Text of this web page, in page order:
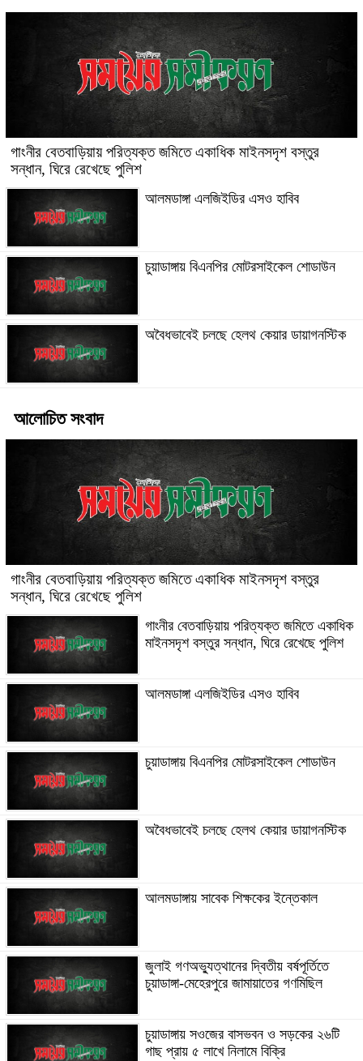
গাংনীর বেতবাড়িয়ায় পরিত্যক্ত জমিতে একাধিক মাইনসদৃশ বস্তুর
সন্ধান, ঘিরে রেখেছে পুলিশ
আলমডাঙ্গা এলজিইডির এসও হাবিব
চুয়াডাঙ্গায় বিএনপির মোটরসাইকেল শোডাউন
অবৈধভাবেই চলছে হেলথ কেয়ার ডায়াগনস্টিক
আলোচিত সংবাদ
গাংনীর বেতবাড়িয়ায় পরিত্যক্ত জমিতে একাধিক মাইনসদৃশ বস্তুর
সন্ধান, ঘিরে রেখেছে পুলিশ
গাংনীর বেতবাড়িয়ায় পরিত্যক্ত জমিতে একাধিক
মাইনসদৃশ বস্তুর সন্ধান, ঘিরে রেখেছে পুলিশ
আলমডাঙ্গা এলজিইডির এসও হাবিব
চুয়াডাঙ্গায় বিএনপির মোটরসাইকেল শোডাউন
অবৈধভাবেই চলছে হেলথ কেয়ার ডায়াগনস্টিক
আলমডাঙ্গায় সাবেক শিক্ষকের ইন্তেকাল
জুলাই গণঅভ্যুত্থানের দ্বিতীয় বর্ষপূর্তিতে
চুয়াডাঙ্গা-মেহেরপুরে জামায়াতের গণমিছিল
চুয়াডাঙ্গায় সওজের বাসভবন ও সড়কের ২৬টি
গাছ প্রায় ৫ লাখে নিলামে বিক্রি